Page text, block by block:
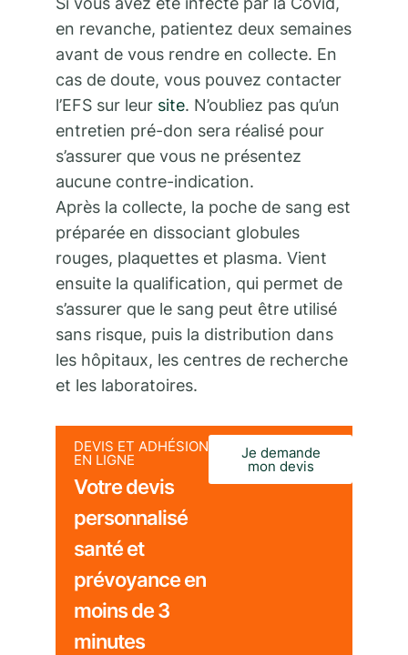
en revanche, patientez deux semaines
avant de vous rendre en collecte. En
cas de doute, vous pouvez contacter
l’EFS sur leur site. N’oubliez pas qu’un
entretien pré-don sera réalisé pour
s’assurer que vous ne présentez
aucune contre-indication.
Après la collecte, la poche de sang est
préparée en dissociant globules
rouges, plaquettes et plasma. Vient
ensuite la qualification, qui permet de
s’assurer que le sang peut être utilisé
sans risque, puis la distribution dans
les hôpitaux, les centres de recherche
et les laboratoires.
DEVIS ET ADHÉSION
EN LIGNE
Votre devis
personnalisé
santé et
prévoyance en
moins de 3
minutes
Je demande
mon devis